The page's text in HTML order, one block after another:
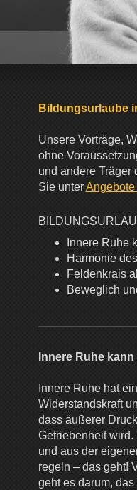
Bildungsurlaube
Unsere Vorträge,
ohne
und andere Träger
Sie unterAngebote
Innere Ruhe
Harmonie
Feldenkrais
Beweglich
Innere Ruhe
Innere Ruhe hat
Widerstandskraft
dass äußerer
Getriebenheit wird.
und aus der
regeln – das geht!
geht es darum,